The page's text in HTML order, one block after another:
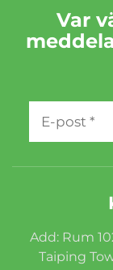
Var
Add: Rum
Taiping